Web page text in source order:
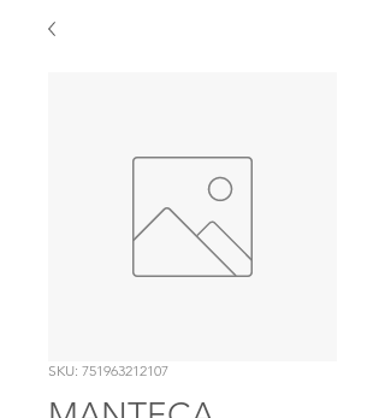
SKU: 751963212107